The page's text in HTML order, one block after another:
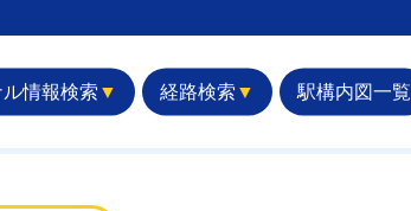
情報検索 ▼ 経路検索 ▼ 駅構内図一覧